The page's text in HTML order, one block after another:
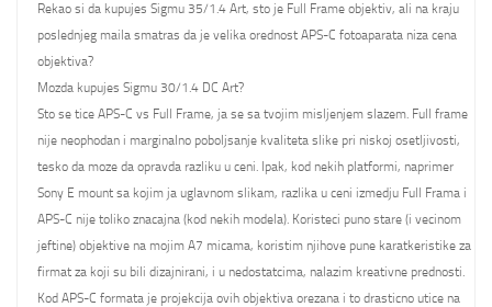
Rekao si da kupujes Sigmu 35/1.4 Art, sto je Full Frame objektiv, ali na kraju
poslednjeg maila smatras da je velika orednost APS-C fotoaparata niza cena
objektiva?
Mozda kupujes Sigmu 30/1.4 DC Art?
Sto se tice APS-C vs Full Frame, ja se sa tvojim misljenjem slazem. Full frame
nije neophodan i marginalno poboljsanje kvaliteta slike pri niskoj osetljivosti,
tesko da moze da opravda razliku u ceni. Ipak, kod nekih platformi, naprimer
Sony E mount sa kojim ja uglavnom slikam, razlika u ceni izmedju Full Frama i
APS-C nije toliko znacajna (kod nekih modela). Koristeci puno stare (i vecinom
jeftine) objektive na mojim A7 micama, koristim njihove pune karatkeristike za
firmat za koji su bili dizajnirani, i u nedostatcima, nalazim kreativne prednosti.
Kod APS-C formata je projekcija ovih objektiva orezana i to drasticno utice na